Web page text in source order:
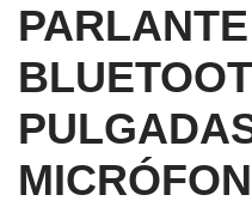
PARLANTE